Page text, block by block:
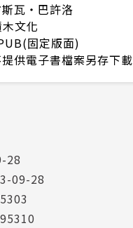
瓦・巴許洛
文化
固定版面)
供電子書檔案另存下載
28
09-28